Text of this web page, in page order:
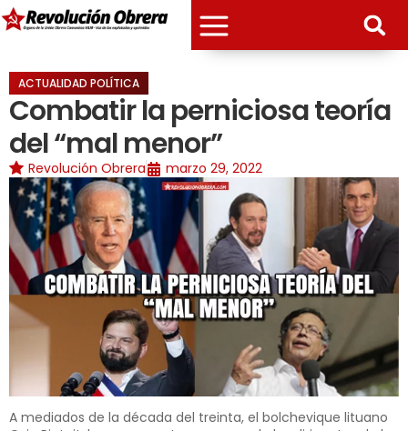
ACTUALIDAD POLÍTICA
Combatir la perniciosa teoría
del “mal menor”
Revolución Obrera marzo 29, 2022
A mediados de la década del treinta, el bolchevique lituano